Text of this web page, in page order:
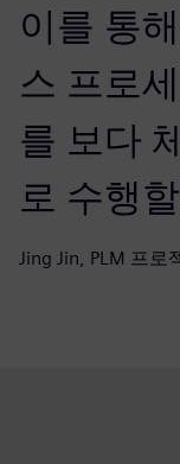
이를 통
스 프로
를 보다
로 수행
Jing Jin, PLM 프로